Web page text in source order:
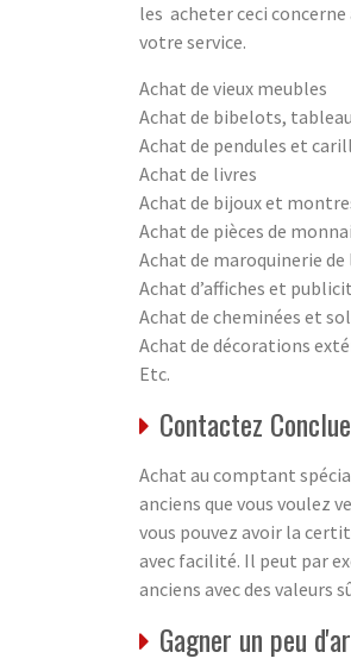
les acheter ceci concerne
votre service.
Achat de vieux meubles
Achat de bibelots,
Achat de pendules et
Achat de livres
Achat de bijoux et
Achat de pièces de
Achat de maroquinerie de
Achat d’affiches et
Achat de cheminées et
Achat de décorations
Etc.
Contactez
Achat au comptant
anciens que vous voulez
vous pouvez avoir la
avec facilité. Il peut par
anciens avec des valeurs
Gagner un peu